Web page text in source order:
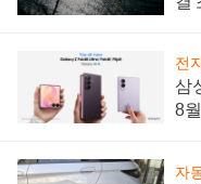
전
삼
8
자